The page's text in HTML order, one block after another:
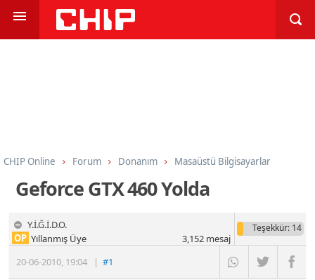
CHIP Online Forum Donanım Masaüstü Bilgisayarlar
Geforce GTX 460 Yolda
Y.İ.Ğ.İ.D.O.
20-06-2010, 19:04 |#1
OP Yıllanmış Üye
Teşekkür: 14
3,152mesaj